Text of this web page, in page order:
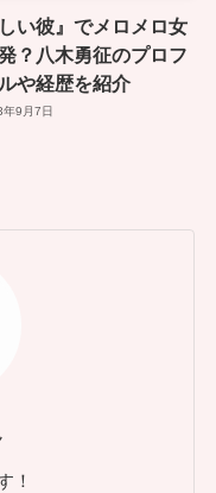
しい彼』でメロメロ女
？八木勇征のプロフ
や経歴を紹介
9月7日
！